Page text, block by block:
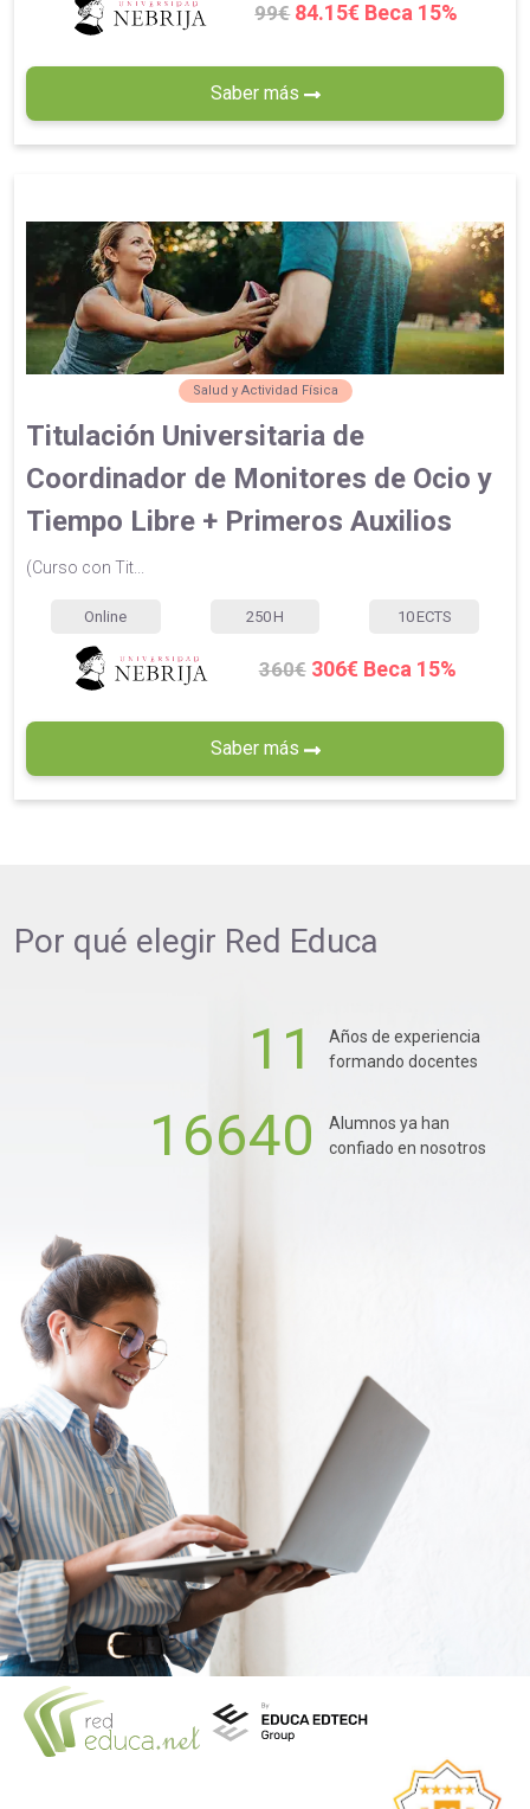
99€ 84.15€ Beca 15%
Saber más
Salud y Actividad Física
Titulación Universitaria de
Coordinador de Monitores de Ocio y
Tiempo Libre + Primeros Auxilios
(Curso con Tit...
Online 250 H 10 ECTS
360€ 306€ Beca 15%
Saber más
Por qué elegir Red Educa
11
Años de experiencia
formando docentes
16640
Alumnos ya han
confiado en nosotros